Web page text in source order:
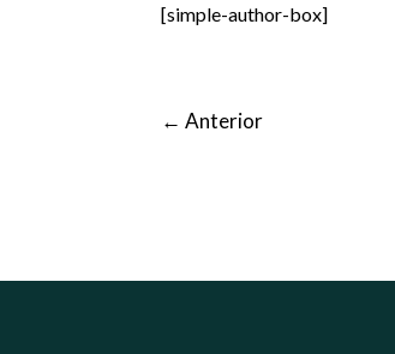
[simple-author-box]
←Anterior